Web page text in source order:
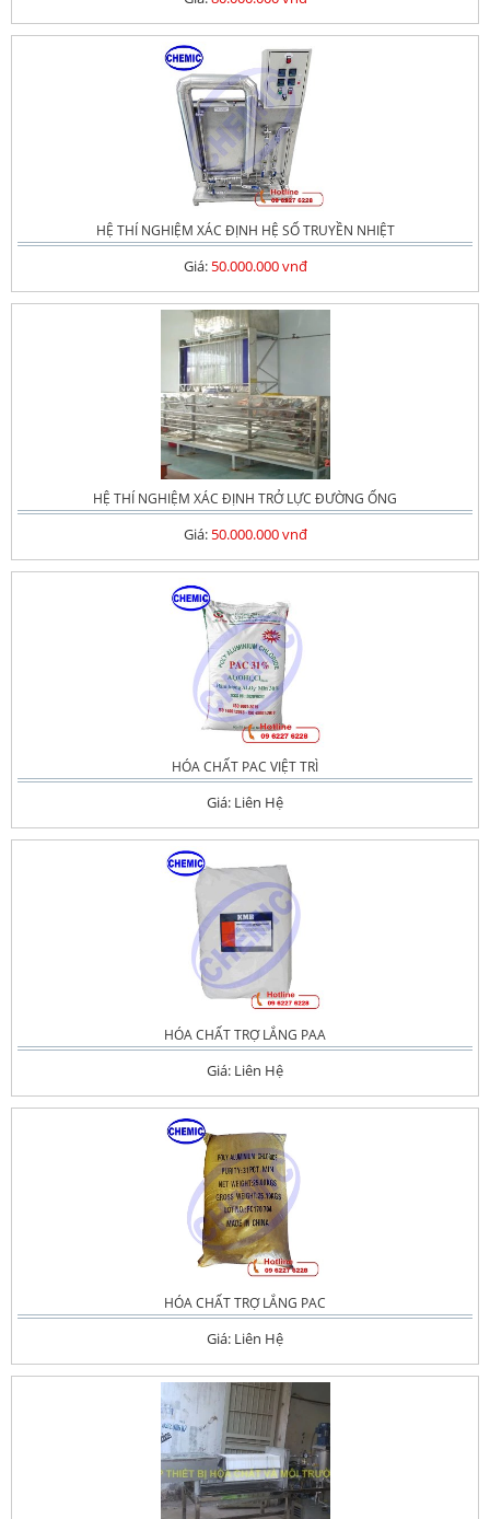
HỆ THÍ NGHIỆM XÁC ĐỊNH HỆ SỐ TRUYỀN NHIỆT
Giá: 50.000.000 vnđ
HỆ THÍ NGHIỆM XÁC ĐỊNH TRỞ LỰC ĐƯỜNG ỐNG
Giá: 50.000.000 vnđ
HÓA CHẤT PAC VIỆT TRÌ
Giá: Liên Hệ
HÓA CHẤT TRỢ LẮNG PAA
Giá: Liên Hệ
HÓA CHẤT TRỢ LẮNG PAC
Giá: Liên Hệ